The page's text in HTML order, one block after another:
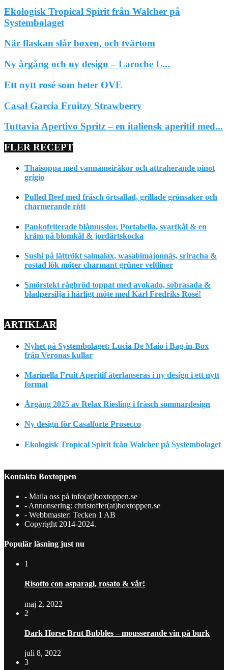
Ekologisk Tropical Spirit från Walcher på
Systembolaget
När flaskan slår boxen, och tvärtom
Ny årgång och ny design – Laroche L...
Ett nytt rosé som heter OVE
Casal Garcia Fruitzy Strawberry
Tuttavia Apertivo Spritz – en italiensk aperitif med...
FLER RECEPT
Thaisoppa med vannameiräkor och attraherande pinot
grigio
Pulled Beef med fräsch örtsallad, grillade grönsaker och
charmerande rött
Pankofriterade blåmusslor, Portabella, svartkål & en
kräm på blomkål & jordärtskocka
Sushi på lättrökt salmalax, wasabimajonnäs, sriracha &
rostad lök möter charmant grüner veltliner
Smörstekt rågbröd toppat med avokado, sobrasada &
bladpersilja i härligt möte med Karl Fredriks Rosé!
ARTIKLAR
Nyhet på Systembolaget: Lucia De Maio i Bag-in-Box
från Veronas kullar
Marinella Fruit Aperitif återlanseras i ny design i ett nytt
format
Årgång 2025 av Relax Riesling i fräsch sommardesign
Ny design för Casalforte Prosecco
Ekologisk Tropical Spirit från Walcher på Systembolaget
Kontakta Boxtoppen
- Maila oss på info(at)boxtoppen.se
- Annonsering: christoffer(at)boxtoppen.se
- Webbmaster: Tecken 1 AB
Copyright 2014-2024.
Populär läsning just nu
1
Risotto con asparagi, rosato & vår!
maj 2, 2022
2
Dark Horse Brut Bubbles – mousserande vin på burk
juli 8, 2022
3